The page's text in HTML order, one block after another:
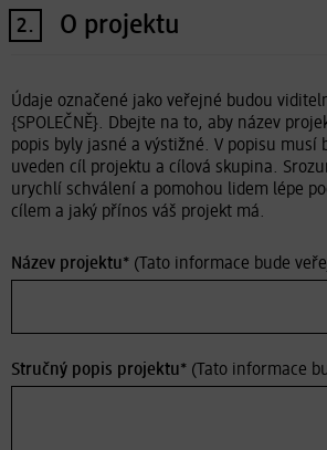
2. O projektu
Údaje označené jako veřejné budou
{SPOLEČNĚ}. Dbejte na to, aby název
popis byly jasné a výstižné. V popisu musí
uveden cíl projektu a cílová skupina.
urychlí schválení a pomohou lidem lépe
cílem a jaký přínos váš projekt má.
Název projektu* (Tato informace bude
Stručný popis projektu* (Tato informace